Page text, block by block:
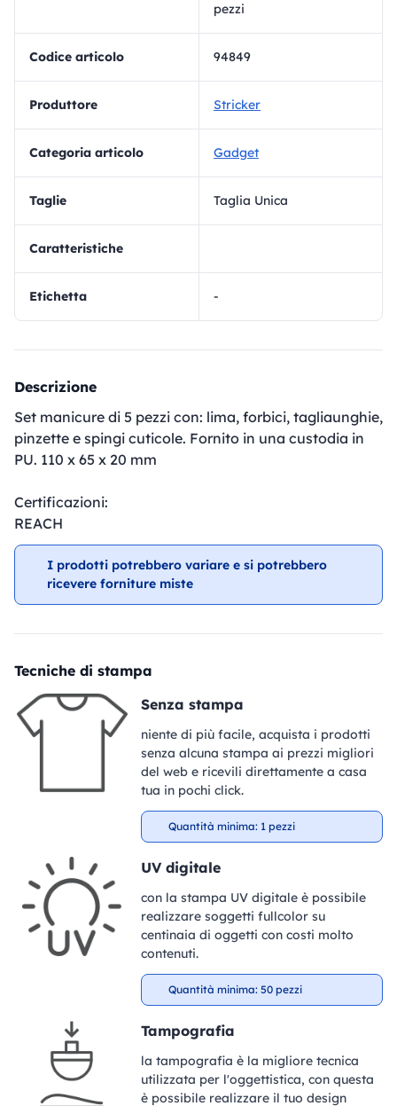
pezzi
Codice articolo 94849
Produttore Stricker
Categoria articolo Gadget
Taglie Taglia Unica
Caratteristiche
Etichetta -
Descrizione
Set manicure di 5 pezzi con: lima, forbici, tagliaunghie,
pinzette e spingi cuticole. Fornito in una custodia in
PU. 110 x 65 x 20 mm
Certificazioni:
REACH
I prodotti potrebbero variare e si potrebbero
ricevere forniture miste
Tecniche di stampa
Senza stampa
niente di più facile, acquista i prodotti
senza alcuna stampa ai prezzi migliori
del web e ricevili direttamente a casa
tua in pochi click.
Quantità minima: 1 pezzi
UV digitale
con la stampa UV digitale è possibile
realizzare soggetti fullcolor su
centinaia di oggetti con costi molto
contenuti.
Quantità minima: 50 pezzi
Tampografia
la tampografia è la migliore tecnica
utilizzata per l'oggettistica, con questa
è possibile realizzare il tuo design